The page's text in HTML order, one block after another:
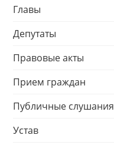
Главы
Депутаты
Правовые акты
Прием граждан
Публичные слушания
Устав